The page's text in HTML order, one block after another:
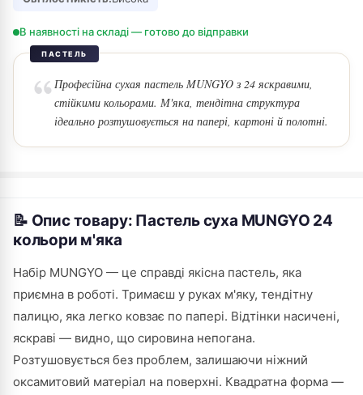
В наявності на складі — готово до відправки
ПАСТЕЛЬ
Професійна сухая пастель MUNGYO з 24 яскравими,
стійкими кольорами. М'яка, тендітна структура
ідеально розтушовується на папері, картоні й полотні.
📝 Опис товару: Пастель суха MUNGYO 24
кольори м'яка
Набір MUNGYO — це справді якісна пастель, яка
приємна в роботі. Тримаєш у руках м'яку, тендітну
палицю, яка легко ковзає по папері. Відтінки насичені,
яскраві — видно, що сировина непогана.
Розтушовується без проблем, залишаючи ніжний
оксамитовий матеріал на поверхні. Квадратна форма —